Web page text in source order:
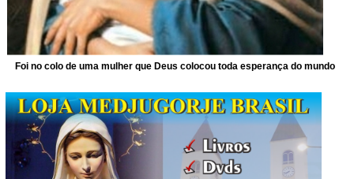
Foi no colo de uma mulher que Deus colocou toda esperança do mundo